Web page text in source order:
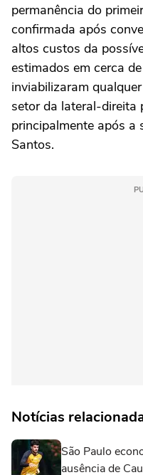
permanência do
confirmada após
altos custos da
estimados em cerca
inviabilizaram
setor da lateral-direita
principalmente após a
Santos.
Notícias
São Paulo
ausência de